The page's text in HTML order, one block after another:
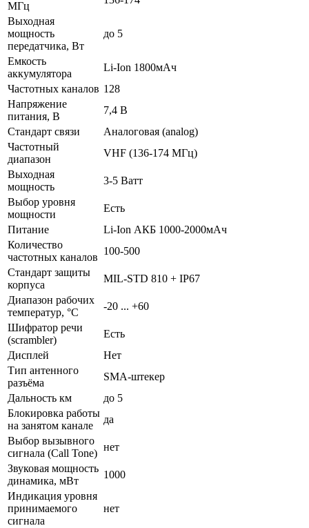
МГц
Выходная
мощность
передатчика, Вт
до 5
Емкость
аккумулятора
Li-Ion 1800мАч
Частотных каналов 128
Напряжение
питания, В
7,4 В
Стандарт связи
Аналоговая (analog)
Частотный
диапазон
VHF (136-174 МГц)
Выходная
мощность
3-5 Ватт
Выбор уровня
мощности
Есть
Питание
Li-Ion АКБ 1000-2000мАч
Количество
частотных каналов
100-500
Стандарт защиты
корпуса
MIL-STD 810 + IP67
Диапазон рабочих
температур, °С
-20 ... +60
Шифратор речи
(scrambler)
Есть
Дисплей
Нет
Тип антенного
разъёма
SMA-штекер
Дальность км
до 5
Блокировка работы
на занятом канале
да
Выбор вызывного
сигнала (Call Tone)
нет
Звуковая мощность
динамика, мВт
1000
Индикация уровня
принимаемого
сигнала
нет